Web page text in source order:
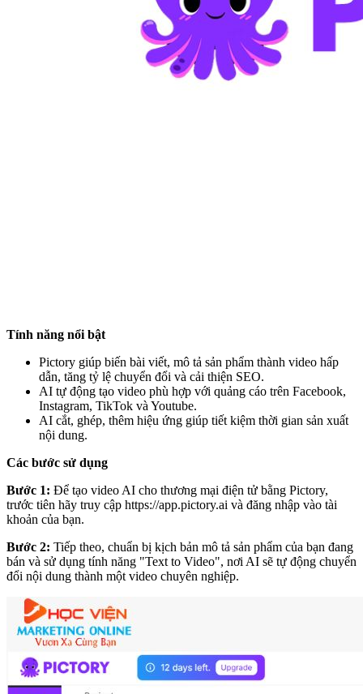
Tính năng nổi bật
Pictory giúp biến bài viết, mô tả sản phẩm thành video hấp
dẫn, tăng tỷ lệ chuyển đổi và cải thiện SEO.
AI tự động tạo video phù hợp với quảng cáo trên Facebook,
Instagram, TikTok và Youtube.
AI cắt, ghép, thêm hiệu ứng giúp tiết kiệm thời gian sản xuất
nội dung.
Các bước sử dụng
Bước 1: Để tạo video AI cho thương mại điện tử bằng Pictory,
trước tiên hãy truy cập https://app.pictory.ai và đăng nhập vào tài
khoản của bạn.
Bước 2: Tiếp theo, chuẩn bị kịch bản mô tả sản phẩm của bạn đang
bán và sử dụng tính năng "Text to Video", nơi AI sẽ tự động chuyển
đổi nội dung thành một video chuyên nghiệp.